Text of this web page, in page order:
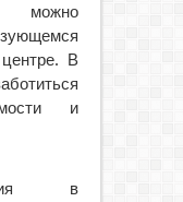
можно
В
и
в